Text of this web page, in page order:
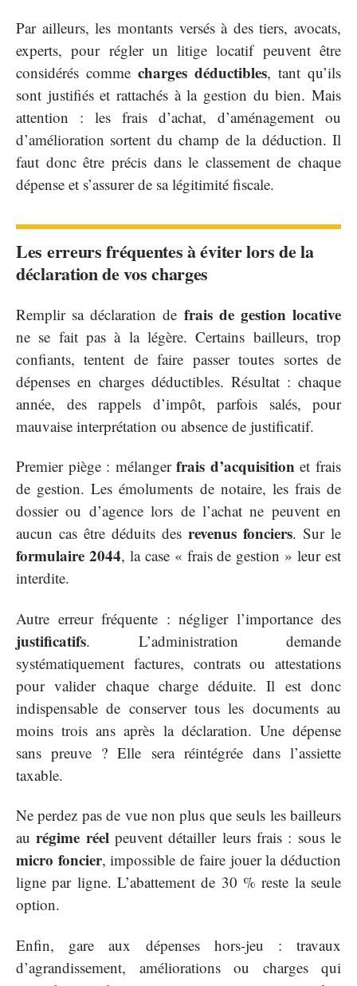
Par ailleurs, les montants versés à des tiers, avocats,
experts, pour régler un litige locatif peuvent être
considérés comme charges déductibles, tant qu’ils
sont justifiés et rattachés à la gestion du bien. Mais
attention : les frais d’achat, d’aménagement ou
d’amélioration sortent du champ de la déduction. Il
faut donc être précis dans le classement de chaque
dépense et s’assurer de sa légitimité fiscale.
Les erreurs fréquentes à éviter lors de la
déclaration de vos charges
Remplir sa déclaration de frais de gestion locative
ne se fait pas à la légère. Certains bailleurs, trop
confiants, tentent de faire passer toutes sortes de
dépenses en charges déductibles. Résultat : chaque
année, des rappels d’impôt, parfois salés, pour
mauvaise interprétation ou absence de justificatif.
Premier piège : mélangerfrais d’acquisitionet frais
de gestion. Les émoluments de notaire, les frais de
dossier ou d’agence lors de l’achat ne peuvent en
aucun cas être déduits des revenus fonciers. Sur le
formulaire 2044, la case « frais de gestion » leur est
interdite.
Autre erreur fréquente : négliger l’importance des
justificatifs. L’administration demande
systématiquement factures, contrats ou attestations
pour valider chaque charge déduite. Il est donc
indispensable de conserver tous les documents au
moins trois ans après la déclaration. Une dépense
sans preuve ? Elle sera réintégrée dans l’assiette
taxable.
Ne perdez pas de vue non plus que seuls les bailleurs
aurégime réelpeuvent détailler leurs frais : sous le
micro foncier, impossible de faire jouer la déduction
ligne par ligne. L’abattement de 30 % reste la seule
option.
Enfin, gare aux dépenses hors-jeu : travaux
d’agrandissement, améliorations ou charges qui